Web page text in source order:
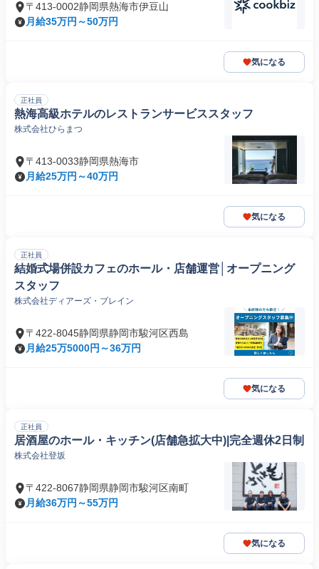
〒413-0002静岡県熱海市伊豆山
月給35万円～50万円
気になる
正社員
熱海高級ホテルのレストランサービススタッフ
株式会社ひらまつ
〒413-0033静岡県熱海市
月給25万円～40万円
気になる
正社員
結婚式場併設カフェのホール・店舗運営│オープニング
スタッフ
株式会社ディアーズ・ブレイン
〒422-8045静岡県静岡市駿河区西島
月給25万5000円～36万円
気になる
正社員
居酒屋のホール・キッチン(店舗急拡大中)|完全週休2日制
株式会社登坂
〒422-8067静岡県静岡市駿河区南町
月給36万円～55万円
気になる